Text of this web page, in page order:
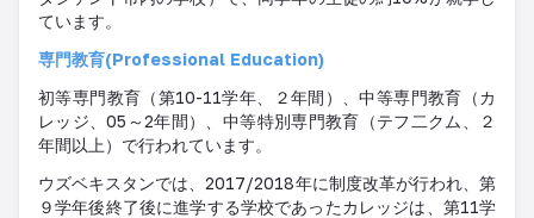
ています。
専門教育(Professional Education)
初等専門教育（第10-11学年、２年間）、中等専門教育（カ
レッジ、05～2年間）、中等特別専門教育（テフ二クム、２
年間以上）で行われています。
ウズベキスタンでは、2017/2018年に制度改革が行われ、第
９学年後終了後に進学する学校であったカレッジは、第11学